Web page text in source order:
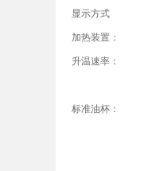
显示方式
加热装置：
升温速率：
标准油杯：